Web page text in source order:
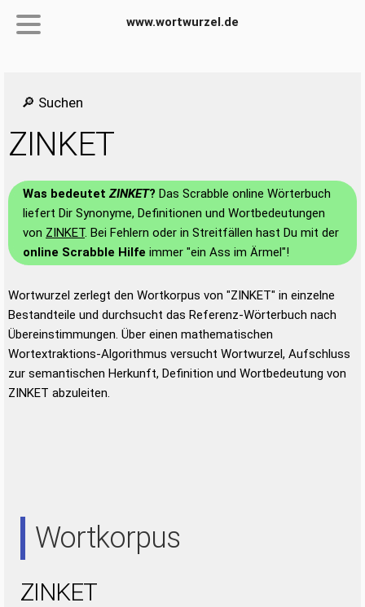
www.wortwurzel.de
🔎 Suchen
ZINKET
Was bedeutetZINKET? Das Scrabble online Wörterbuch
liefert Dir Synonyme, Definitionen und Wortbedeutungen
von ZINKET. Bei Fehlern oder in Streitfällen hast Du mit der
online Scrabble Hilfe immer "ein Ass im Ärmel"!
Wortwurzel zerlegt den Wortkorpus von "ZINKET" in einzelne
Bestandteile und durchsucht das Referenz-Wörterbuch nach
Übereinstimmungen. Über einen mathematischen
Wortextraktions-Algorithmus versucht Wortwurzel, Aufschluss
zur semantischen Herkunft, Definition und Wortbedeutung von
ZINKET abzuleiten.
Wortkorpus
ZINKET